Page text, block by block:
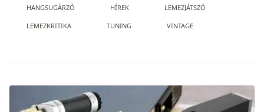
HANGSUGÁRZÓ HÍREK LEMEZJÁTSZÓ
LEMEZKRITIKA TUNING VINTAGE